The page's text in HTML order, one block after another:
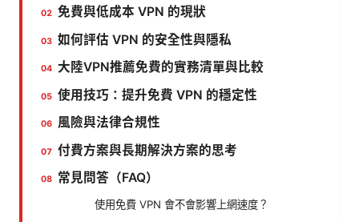
免費與低成本 VPN 的現狀
如何評估 VPN 的安全性與隱私
大陸VPN推薦免費的實務清單與比較
使用技巧：提升免費 VPN 的穩定性
風險與法律合規性
付費方案與長期解決方案的思考
常見問答（FAQ）
使用免費 VPN 會不會影響上網速度？